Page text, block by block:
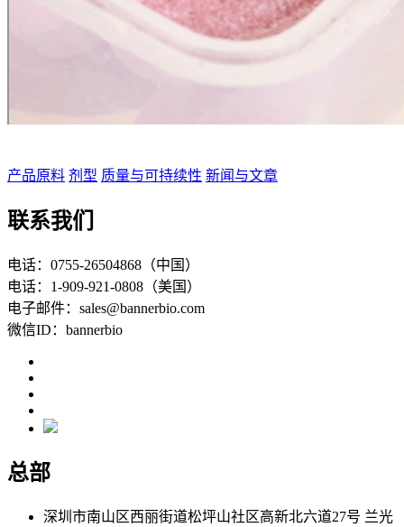
产品原料 剂型 质量与可持续性 新闻与文章
联系我们
电话：0755-26504868（中国）
电话：1-909-921-0808（美国）
电子邮件：sales@bannerbio.com
微信ID：bannerbio
总部
深圳市南山区西丽街道松坪山社区高新北六道27号 兰光